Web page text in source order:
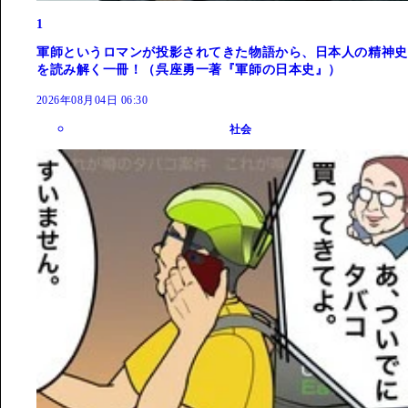
1
軍師というロマンが投影されてきた物語から、日本人の精神史
を読み解く一冊！（呉座勇一著『軍師の日本史』）
2026年08月04日 06:30
社会